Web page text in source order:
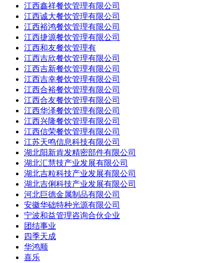
江西鑫祥餐饮管理有限公司
江西诚大餐饮管理有限公司
江西裕鸿餐饮管理有限公司
江西捷源餐饮管理有限公司
江西和友餐饮管理有
江西吉欣餐饮管理有限公司
江西吉新餐饮管理有限公司
江西吉幸餐饮管理有限公司
江西合裕餐饮管理有限公司
江西合友餐饮管理有限公司
江西华泽餐饮管理有限公司
江西兴隆餐饮管理有限公司
江西信荣餐饮管理有限公司
江苏天鸣信息科技有限公司
湖北阳新肯发精密部件有限公司
湖北汇慧技产业发展有限公司
湖北吉粒科技产业发展有限公司
湖北吉俐科技产业发展有限公司
河北巨德金属制品有限公司
安徽华础特种光源有限公司
宁波和益管理咨询合伙企业
团结事业
四季天成
华鸿顺
喜乐